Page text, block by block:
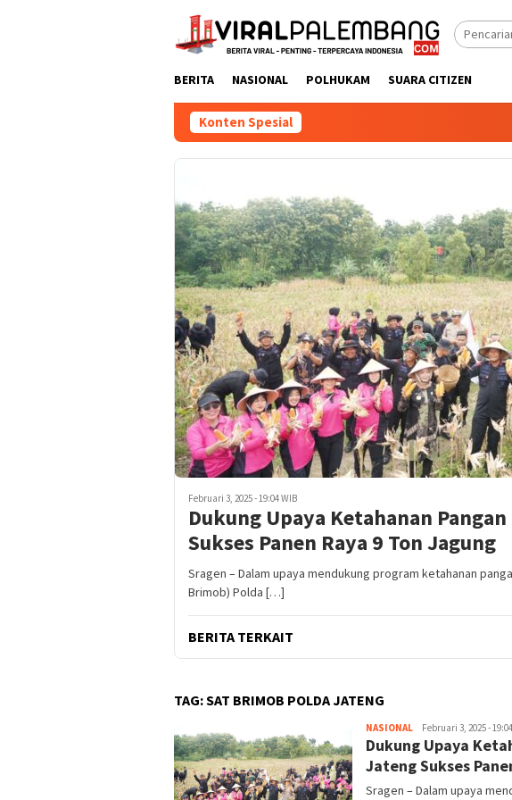
BERITA NASIONAL POLHUKAM SUARA CITIZEN
Konten Spesial
Februari 3, 2025 - 19:04 WIB
Dukung Upaya Ketahanan
Sukses Panen Raya 9 Ton Jagung
Sragen – Dalam upaya mendukung program ketahanan
Brimob) Polda […]
BERITA TERKAIT
TAG:SAT BRIMOB POLDA JATENG
NASIONAL Redaktur
Februari 3, 2025 -
Dukung Upaya
Jateng Sukses
Sragen – Dalam upaya